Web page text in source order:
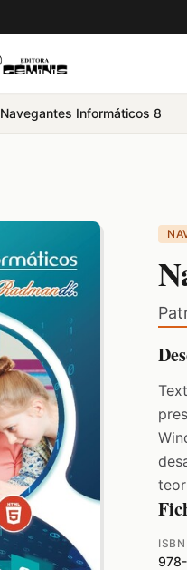
Navegantes Informáticos 8
ISBN